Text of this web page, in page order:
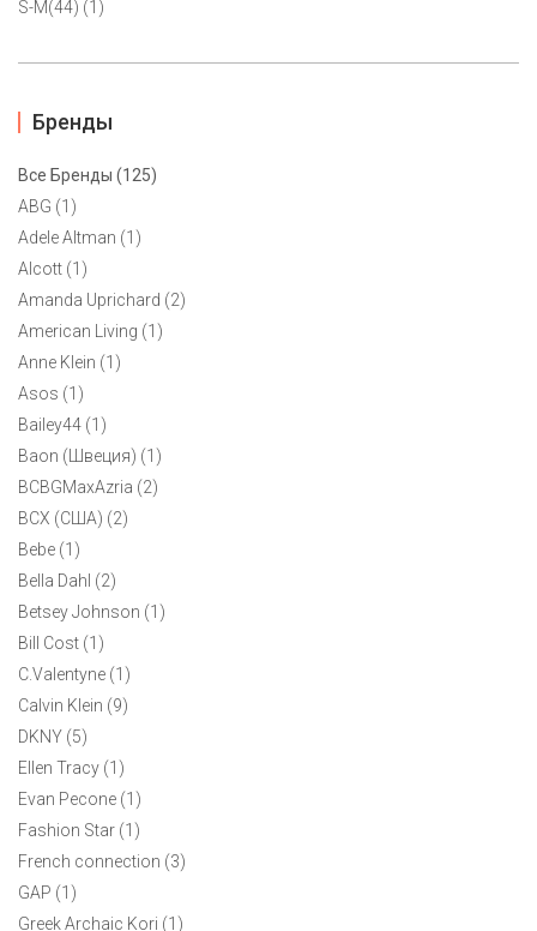
Платье-рубашка Trussardi S,S-M(44)
10500 ₽
Черно-белое платье-рубашка Trussardi. Элегантная длина
миди. Фурнитура из металла желтого цвета. Элегантный
принт с логотипом бренда. Отличное платье на каждый день
S-M(44) (1)
Бренды
Все Бренды (125)
ABG (1)
Adele Altman (1)
Alcott (1)
Amanda Uprichard (2)
American Living (1)
Anne Klein (1)
Asos (1)
Bailey44 (1)
Baon (Швеция) (1)
BCBGMaxAzria (2)
BCX (США) (2)
Bebe (1)
Bella Dahl (2)
Betsey Johnson (1)
Bill Cost (1)
C.Valentyne (1)
Calvin Klein (9)
DKNY (5)
Ellen Tracy (1)
Evan Pecone (1)
Fashion Star (1)
French connection (3)
GAP (1)
Greek Archaic Kori (1)